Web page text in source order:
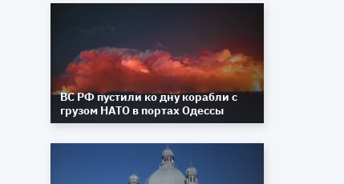
ВС РФ пустили ко дну корабли с
грузом НАТО в портах Одессы